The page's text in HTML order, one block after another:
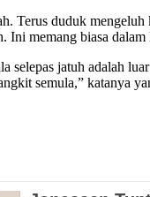
Terus duduk mengeluh
Ini memang biasa
selepas jatuh adalah
semula,” katanya